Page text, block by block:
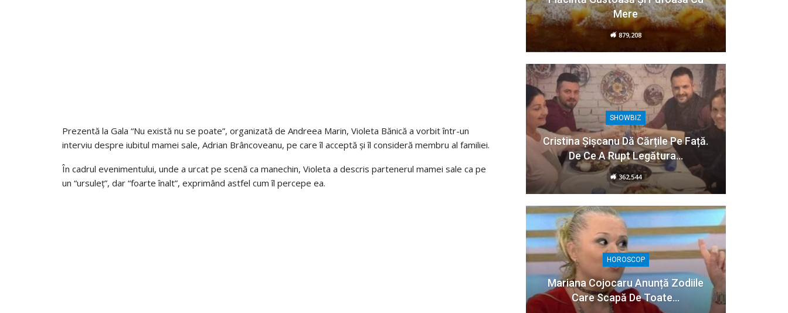
Prezentă la Gala “Nu există nu se poate”, organizată de Andreea Marin, Violeta Bănică a vorbit într-un
interviu despre iubitul mamei sale, Adrian Brâncoveanu, pe care îl acceptă și îl consideră membru al familiei.
În cadrul evenimentului, unde a urcat pe scenă ca manechin, Violeta a descris partenerul mamei sale ca pe
un “ursuleț”, dar “foarte înalt”, exprimând astfel cum îl percepe ea.
Mere
879,208
SHOWBIZ
Cristina Șișcanu Dă Cărțile Pe Față.
De Ce A Rupt Legătura…
362,544
HOROSCOP
Mariana Cojocaru Anunță Zodiile
Care Scapă De Toate…